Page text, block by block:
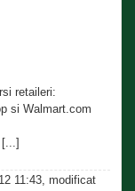
retaileri:
si Walmart.com
11:43, modificat